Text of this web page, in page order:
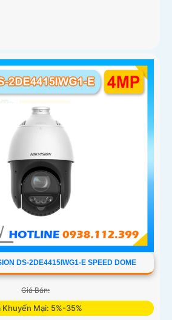
DS-2DE4415IWG1-E SPEED DOME
Giá Bán:
Khuyến Mại: 5%-35%